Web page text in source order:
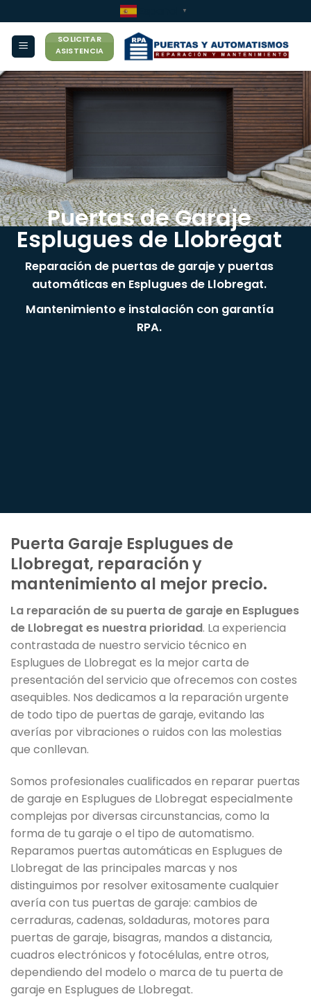
al
contenido
▼
SOLICITAR
ASISTENCIA
Puertas de Garaje
Esplugues de Llobregat
Reparación de puertas de garaje y puertas
automáticas en Esplugues de Llobregat.
Mantenimiento e instalación con garantía
RPA.
Puerta Garaje Esplugues de
Llobregat, reparación y
mantenimiento al mejor precio.
La reparación de su puerta de garaje en Esplugues
de Llobregat es nuestra prioridad. La experiencia
contrastada de nuestro servicio técnico en
Esplugues de Llobregat es la mejor carta de
presentación del servicio que ofrecemos con costes
asequibles. Nos dedicamos a la reparación urgente
de todo tipo de puertas de garaje, evitando las
averías por vibraciones o ruidos con las molestias
que conllevan.
Somos profesionales cualificados en reparar puertas
de garaje en Esplugues de Llobregat especialmente
complejas por diversas circunstancias, como la
forma de tu garaje o el tipo de automatismo.
Reparamos puertas automáticas en Esplugues de
Llobregat de las principales marcas y nos
distinguimos por resolver exitosamente cualquier
avería con tus puertas de garaje: cambios de
cerraduras, cadenas, soldaduras, motores para
puertas de garaje, bisagras, mandos a distancia,
cuadros electrónicos y fotocélulas, entre otros,
dependiendo del modelo o marca de tu puerta de
garaje en Esplugues de Llobregat.